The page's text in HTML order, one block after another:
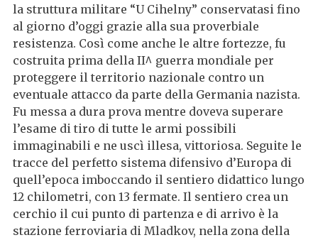
la struttura militare “U Cihelny” conservatasi fino
al giorno d’oggi grazie alla sua proverbiale
resistenza. Così come anche le altre fortezze, fu
costruita prima della II^ guerra mondiale per
proteggere il territorio nazionale contro un
eventuale attacco da parte della Germania nazista.
Fu messa a dura prova mentre doveva superare
l’esame di tiro di tutte le armi possibili
immaginabili e ne uscì illesa, vittoriosa. Seguite le
tracce del perfetto sistema difensivo d’Europa di
quell’epoca imboccando il sentiero didattico lungo
12 chilometri, con 13 fermate. Il sentiero crea un
cerchio il cui punto di partenza e di arrivo è la
stazione ferroviaria di Mladkov, nella zona della